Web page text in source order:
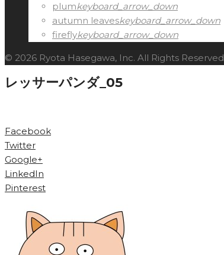
plumkeyboard_arrow_down
autumn leaveskeyboard_arrow_down
fireflykeyboard_arrow_down
© 2026 Ryota Hasegawa, Inc. All Rights Reserved
レッサーパンダ_05
Facebook
Twitter
Google+
LinkedIn
Pinterest